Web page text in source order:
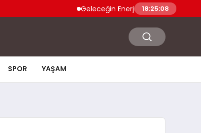
Geleceğin Enerjisi Otoparkınızda: Güneş Enerjili
18:25:10
SPOR YAŞAM